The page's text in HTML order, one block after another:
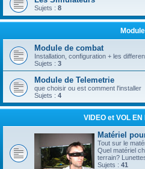
Sujets : 8
Module de combat
Installation, configuration + les
Sujets : 3
Module de Telemetrie
que choisir ou est comment l'installer
Sujets : 4
VIDEO et VOL EN
Matériel
Tout sur le
Quel matériel
terrain?
Sujets : 41